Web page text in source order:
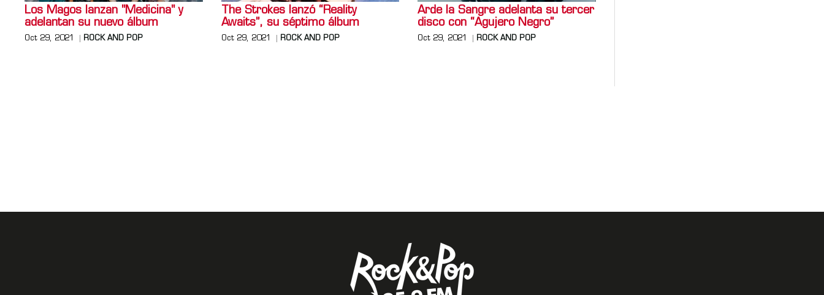
Los Magos lanzan "Medicina" y
adelantan su nuevo álbum
Oct 29, 2021 ROCK AND POP
The Strokes lanzó “Reality
Awaits”, su séptimo álbum
Oct 29, 2021 ROCK AND POP
Arde la Sangre adelanta su tercer
disco con “Agujero Negro”
Oct 29, 2021 ROCK AND POP